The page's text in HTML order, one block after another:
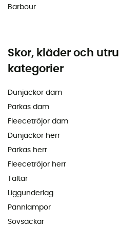
Barbour
Skor, kläder och
kategorier
Dunjackor dam
Parkas dam
Fleecetröjor dam
Dunjackor herr
Parkas herr
Fleecetröjor herr
Tältar
Liggunderlag
Pannlampor
Sovsäckar